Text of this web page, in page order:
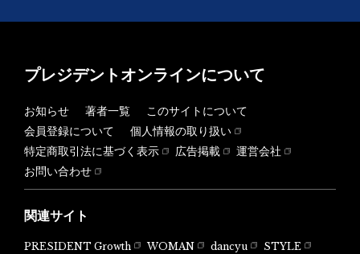
プレジデントオンラインについて
お知らせ 著者一覧
このサイトについて
会員登録について
個人情報の取り扱い
特定商取引法に基づく表示
広告掲載
運営会社
お問い合わせ
関連サイト
PRESIDENT Growth WOMAN dancyu
STYLE